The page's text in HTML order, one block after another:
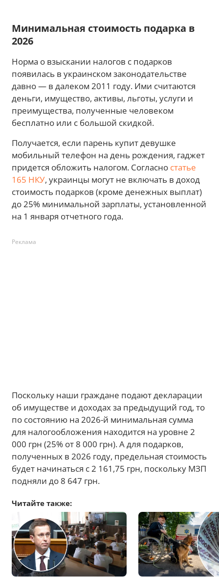
Минимальная стоимость подарка в
2026
Норма о взыскании налогов с подарков
появилась в украинском законодательстве
давно — в далеком 2011 году. Ими считаются
деньги, имущество, активы, льготы, услуги и
преимущества, полученные человеком
бесплатно или с большой скидкой.
Получается, если парень купит девушке
мобильный телефон на день рождения, гаджет
придется обложить налогом. Согласно статье
165 НКУ, украинцы могут не включать в доход
стоимость подарков (кроме денежных выплат)
до 25% минимальной зарплаты, установленной
на 1 января отчетного года.
Реклама
Поскольку наши граждане подают декларации
об имуществе и доходах за предыдущий год, то
по состоянию на 2026-й минимальная сумма
для налогообложения находится на уровне 2
000 грн (25% от 8 000 грн). А для подарков,
полученных в 2026 году, предельная стоимость
будет начинаться с 2 161,75 грн, поскольку МЗП
подняли до 8 647 грн.
Читайте также: